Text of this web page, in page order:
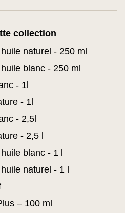
collection
naturel - 250 ml
blanc - 250 ml
- 1l
- 1l
- 2,5l
- 2,5 l
blanc - 1 l
naturel - 1 l
– 100 ml